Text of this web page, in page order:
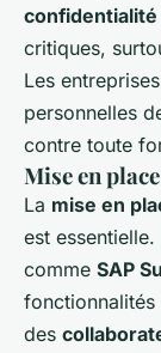
critiques,
Les
personnelles
contre toute
Mise en
La mise en
est
comme SAP
fonctionnalités
des